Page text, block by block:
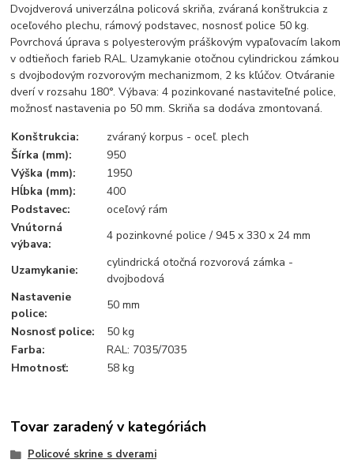
Dvojdverová univerzálna policová skriňa, zváraná konštrukcia z
oceľového plechu, rámový podstavec, nosnosť police 50 kg.
Povrchová úprava s polyesterovým práškovým vypaľovacím lakom
v odtieňoch farieb RAL. Uzamykanie otočnou cylindrickou zámkou
s dvojbodovým rozvorovým mechanizmom, 2 ks kľúčov. Otváranie
dverí v rozsahu 180°. Výbava: 4 pozinkované nastaviteľné police,
možnosť nastavenia po 50 mm. Skriňa sa dodáva zmontovaná.
Konštrukcia:
zváraný korpus - oceľ. plech
Šírka (mm):
950
Výška (mm):
1950
Hĺbka (mm):
400
Podstavec:
oceľový rám
Vnútorná
výbava:
4 pozinkovné police / 945 x 330 x 24 mm
Uzamykanie:
cylindrická otočná rozvorová zámka -
dvojbodová
Nastavenie
police:
50 mm
Nosnosť police:
50 kg
Farba:
RAL: 7035/7035
Hmotnosť:
58 kg
Tovar zaradený v kategóriách
Policové skrine s dverami